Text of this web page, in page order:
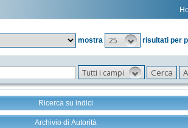
mostra
25 risultati per
Tutti i campi
Ricerca su indici
Archivio di Autorità